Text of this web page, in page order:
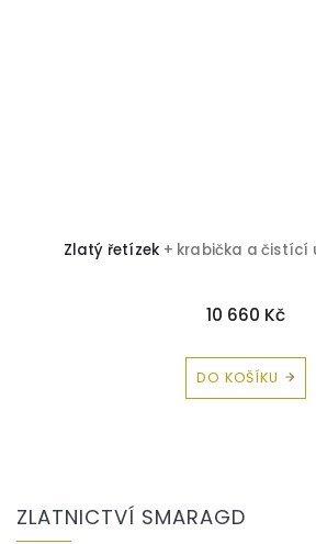
Zlatý řetízek + krabička a čistící
10 660 Kč
DO KOŠÍKU
ZLATNICTVÍ SMARAGD